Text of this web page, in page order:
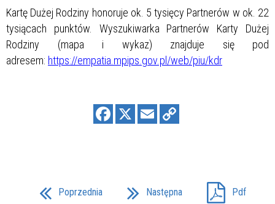
Kartę Dużej Rodziny honoruje ok. 5 tysięcy Partnerów w ok. 22
tysiącach punktów. Wyszukiwarka Partnerów Karty Dużej
Rodziny (mapa i wykaz) znajduje się pod
adresem: https://empatia.mpips.gov.pl/web/piu/kdr
Poprzednia Następna Pdf